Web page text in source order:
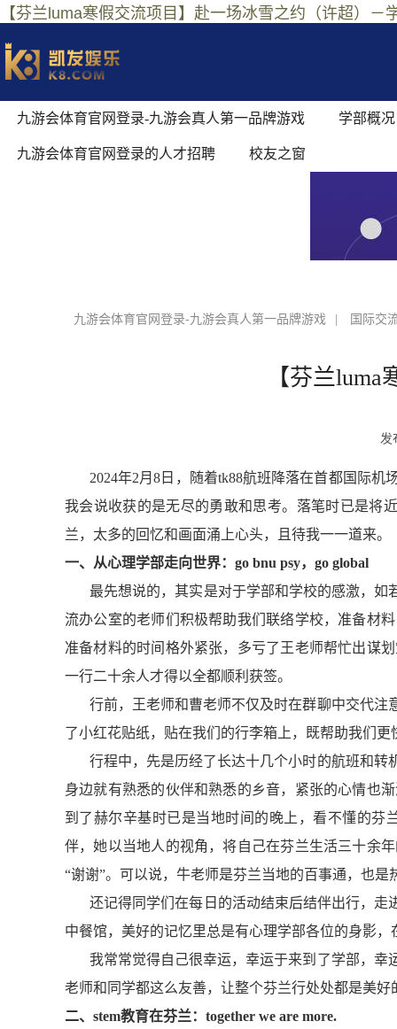
【芬兰luma寒假交流项目】赴一场冰雪之约（许超）
九游会体育官网登录-九游会真人第一品牌游戏 学部概况
九游会体育官网登录的人才招聘 校友之窗
九游会体育官网登录-九游会真人第一品牌游戏 国际交
【芬兰
2024年2月8日，随着tk88航班降落在首都国际
我会说收获的是无尽的勇敢和思考。落笔时已是将
兰，太多的回忆和画面涌上心头，且待我一一道来。
一、 从心理学部走向世界：go bnu psy，go global
最先想说的，其实是对于学部和学校的感激，如
流办公室的老师们积极帮助我们联络学校，准备材
准备材料的时间格外紧张，多亏了王老师帮忙出谋
一行二十余人才得以全都顺利获签。
行前，王老师和曹老师不仅及时在群聊中交代注
了小红花贴纸，贴在我们的行李箱上，既帮助我们
行程中，先是历经了长达十几个小时的航班和
身边就有熟悉的伙伴和熟悉的乡音，紧张的心情也
到了赫尔辛基时已是当地时间的晚上，看不懂的芬
伴，她以当地人的视角，将自己在芬兰生活三十余
“谢谢”。可以说，牛老师是芬兰当地的百事通，也
还记得同学们在每日的活动结束后结伴出行，走
中餐馆，美好的记忆里总是有心理学部各位的身影，
我常常觉得自己很幸运，幸运于来到了学部，
老师和同学都这么友善，让整个芬兰行处处都是美好
二、 stem教育在芬兰：together we are more.